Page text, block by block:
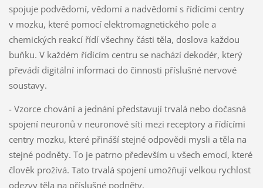
spojuje podvědomí, vědomí a nadvědomí s řídícími centry
v mozku, které pomocí elektromagnetického pole a
chemických reakcí řídí všechny části těla, doslova každou
buňku. V každém řídícím centru se nachází dekodér, který
převádí digitální informaci do činnosti příslušné nervové
soustavy.
- Vzorce chování a jednání představují trvalá nebo dočasná
spojení neuronů v neuronové síti mezi receptory a řídícími
centry mozku, které přináší stejné odpovědi mysli a těla na
stejné podněty. To je patrno především u všech emocí, které
člověk prožívá. Tato trvalá spojení umožňují velkou rychlost
odezvy těla na příslušné podněty.